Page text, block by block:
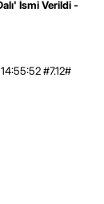
İsmi Verildi -
#7.12#